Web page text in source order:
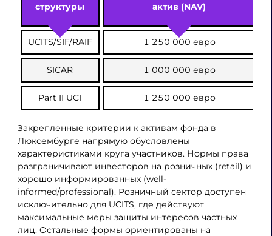
структуры
актив (NAV)
UCITS/SIF/RAIF 1 250 000 евро
SICAR 1 000 000 евро
Part II UCI 1 250 000 евро
Закрепленные критерии к активам фонда в
Люксембурге напрямую обусловлены
характеристиками круга участников. Нормы права
разграничивают инвесторов на розничных (retail) и
хорошо информированных (well-
informed/professional). Розничный сектор доступен
исключительно для UCITS, где действуют
максимальные меры защиты интересов частных
лиц. Остальные формы ориентированы на